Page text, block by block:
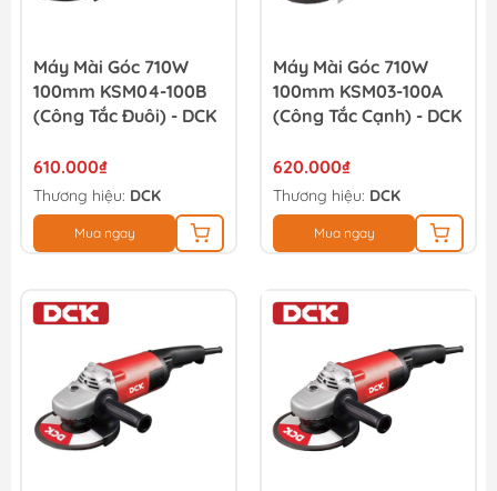
Máy Mài Góc 710W
100mm KSM04-100B
(công Tắc Đuôi) - DCK
610.000₫
Thương hiệu: DCK
Mua ngay
Máy Mài Góc 710W
100mm KSM03-100A
(công Tắc Cạnh) - DCK
620.000₫
Thương hiệu: DCK
Mua ngay